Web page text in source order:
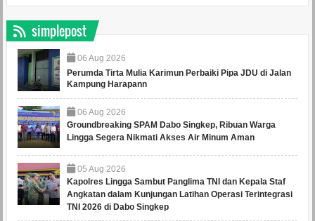
simplepost
06 Aug 2026
Perumda Tirta Mulia Karimun Perbaiki Pipa JDU di Jalan
Kampung Harapann
06 Aug 2026
Groundbreaking SPAM Dabo Singkep, Ribuan Warga
Lingga Segera Nikmati Akses Air Minum Aman
05 Aug 2026
Kapolres Lingga Sambut Panglima TNI dan Kepala Staf
Angkatan dalam Kunjungan Latihan Operasi Terintegrasi
TNI 2026 di Dabo Singkep